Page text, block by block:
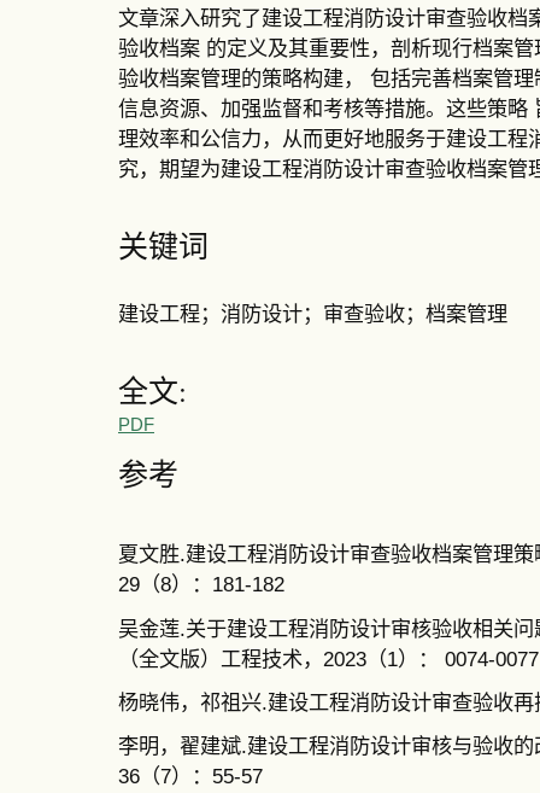
文章深入研究了建设工程消防设计审查验收档
验收档案 的定义及其重要性，剖析现行档案
验收档案管理的策略构建， 包括完善档案管
信息资源、加强监督和考核等措施。这些策
理效率和公信力，从而更好地服务于建设工
究，期望为建设工程消防设计审查验收档案管
关键词
建设工程；消防设计；审查验收；档案管理
全文:
PDF
参考
夏文胜.建设工程消防设计审查验收档案管理
29（8）：181-182
吴金莲.关于建设工程消防设计审核验收相关
（全文版）工程技术，2023（1）： 0074-0077
杨晓伟，祁祖兴.建设工程消防设计审查验收
李明，翟建斌.建设工程消防设计审核与验收
36（7）：55-57